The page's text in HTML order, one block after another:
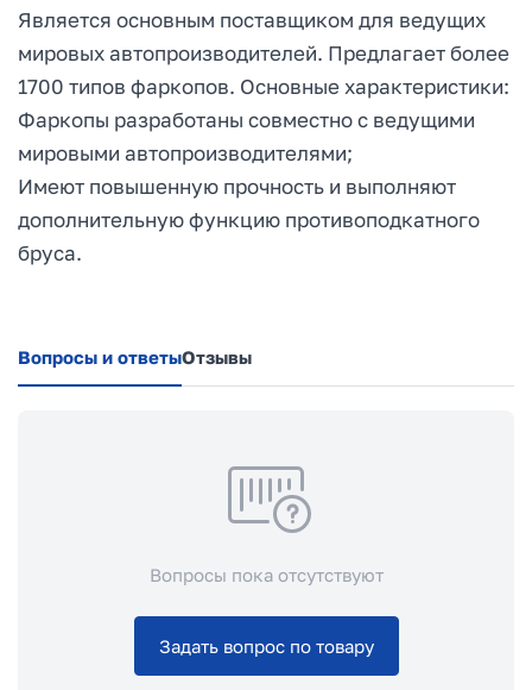
Является основным поставщиком для ведущих
мировых автопроизводителей. Предлагает более
1700 типов фаркопов. Основные характеристики:
Фаркопы разработаны совместно с ведущими
мировыми автопроизводителями;
Имеют повышенную прочность и выполняют
дополнительную функцию противоподкатного
бруса.
Вопросы и ответыОтзывы
Вопросы пока отсутствуют
Задать вопрос по товару